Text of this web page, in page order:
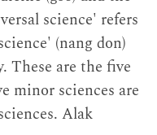
science' refers
(nang don)
These are the five
minor sciences are
Alak